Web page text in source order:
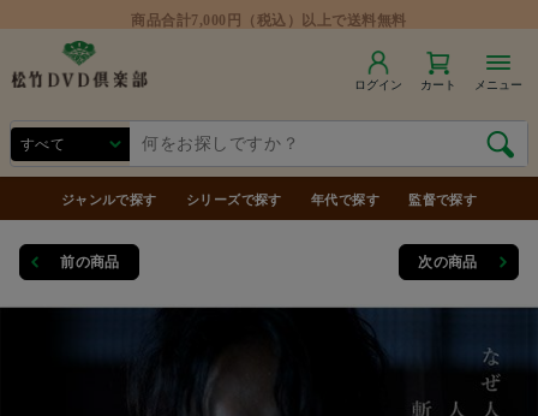
商品合計7,000円（税込）以上で送料無料
ログイン カート メニュー
ジャンルで探す シリーズで探す 年代で探す 監督で探す
前の商品 次の商品